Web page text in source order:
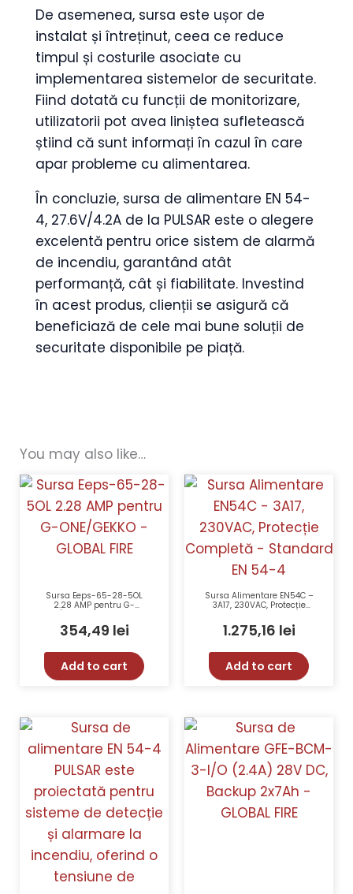
De asemenea, sursa este ușor de
instalat și întreținut, ceea ce reduce
timpul și costurile asociate cu
implementarea sistemelor de securitate.
Fiind dotată cu funcții de monitorizare,
utilizatorii pot avea liniștea sufletească
știind că sunt informați în cazul în care
apar probleme cu alimentarea.
În concluzie, sursa de alimentare EN 54-
4, 27.6V/4.2A de la PULSAR este o alegere
excelentă pentru orice sistem de alarmă
de incendiu, garantând atât
performanță, cât și fiabilitate. Investind
în acest produs, clienții se asigură că
beneficiază de cele mai bune soluții de
securitate disponibile pe piață.
You may also like…
Sursa Eeps-65-28-5OL
2.28 AMP pentru G-
354,49 lei
Add to cart
Sursa Alimentare EN54C –
3A17, 230VAC, Protecție
54-4
1.275,16 lei
Add to cart